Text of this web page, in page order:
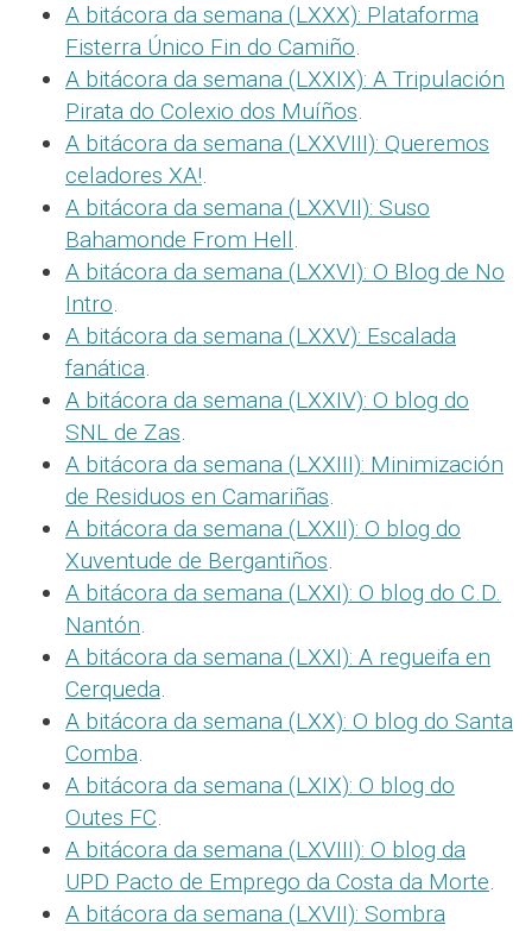
A bitácora da semana (LXXX): Plataforma
Fisterra Único Fin do Camiño.
A bitácora da semana (LXXIX): A Tripulación
Pirata do Colexio dos Muíños.
A bitácora da semana (LXXVIII): Queremos
celadores XA!.
A bitácora da semana (LXXVII): Suso
Bahamonde From Hell.
A bitácora da semana (LXXVI): O Blog de No
Intro.
A bitácora da semana (LXXV): Escalada
fanática.
A bitácora da semana (LXXIV): O blog do
SNL de Zas.
A bitácora da semana (LXXIII): Minimización
de Residuos en Camariñas.
A bitácora da semana (LXXII): O blog do
Xuventude de Bergantiños.
A bitácora da semana (LXXI): O blog do C.D.
Nantón.
A bitácora da semana (LXXI): A regueifa en
Cerqueda.
A bitácora da semana (LXX): O blog do Santa
Comba.
A bitácora da semana (LXIX): O blog do
Outes FC.
A bitácora da semana (LXVIII): O blog da
UPD Pacto de Emprego da Costa da Morte.
A bitácora da semana (LXVII): Sombra